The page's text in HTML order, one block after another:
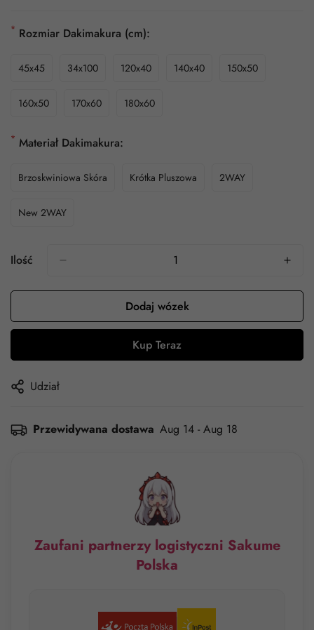
* Rozmiar Dakimakura (cm):
45x45 34x100 120x40 140x40 150x50
160x50 170x60 180x60
* Materiał Dakimakura:
Brzoskwiniowa Skóra Krótka Pluszowa 2WAY
New 2WAY
Ilość
Dodaj wózek
Kup Teraz
Udział
Przewidywana dostawa Aug 14 - Aug 18
Zaufani partnerzy logistyczni Sakume
Polska